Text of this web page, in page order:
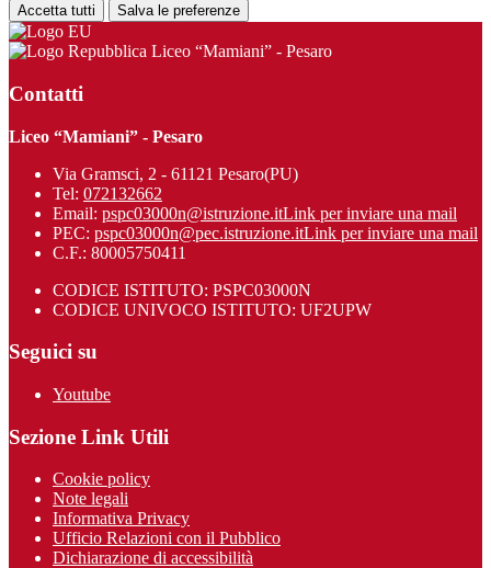
Accetta tutti Salva le preferenze
Liceo “Mamiani” - Pesaro
Contatti
Liceo “Mamiani” - Pesaro
Via Gramsci, 2 - 61121 Pesaro(PU)
Tel: 072132662
Email: pspc03000n@istruzione.itLink per inviare una mail
PEC: pspc03000n@pec.istruzione.itLink per inviare una mail
C.F.: 80005750411
CODICE ISTITUTO: PSPC03000N
CODICE UNIVOCO ISTITUTO: UF2UPW
Seguici su
Youtube
Sezione Link Utili
Cookie policy
Note legali
Informativa Privacy
Ufficio Relazioni con il Pubblico
Dichiarazione di accessibilità